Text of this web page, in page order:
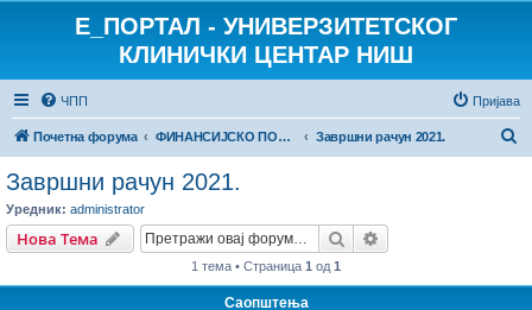
E_ПОРТАЛ - УНИВЕРЗИТЕТСКОГ
КЛИНИЧКИ ЦЕНТАР НИШ
ЧПП Пријава
Почетна форума ФИНАНСИЈСКО ПОСЛОВАЊЕ Завршни рачун 2021.
Завршни рачун 2021.
Уредник: administrator
Нова Тема Претрага
1 тема • Страница 1 од 1
Саопштења